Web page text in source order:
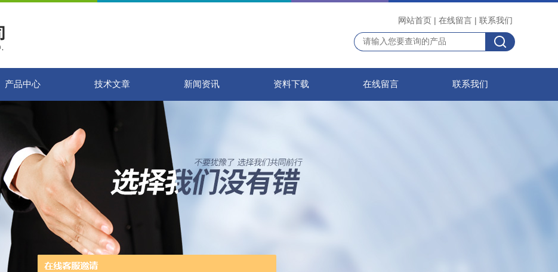
网站首页 | 在线留言 | 联系我们
产品中心 技术文章 新闻资讯 资料下载 在线留言 联系我们